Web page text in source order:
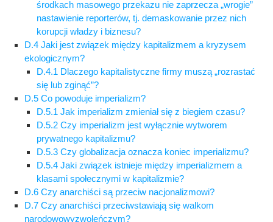
środkach masowego przekazu nie zaprzecza „wrogie”
nastawienie reporterów, tj. demaskowanie przez nich
korupcji władzy i biznesu?
D.4 Jaki jest związek między kapitalizmem a kryzysem
ekologicznym?
D.4.1 Dlaczego kapitalistyczne firmy muszą „rozrastać
się lub zginąć”?
D.5 Co powoduje imperializm?
D.5.1 Jak imperializm zmieniał się z biegiem czasu?
D.5.2 Czy imperializm jest wyłącznie wytworem
prywatnego kapitalizmu?
D.5.3 Czy globalizacja oznacza koniec imperializmu?
D.5.4 Jaki związek istnieje między imperializmem a
klasami społecznymi w kapitalizmie?
D.6 Czy anarchiści są przeciw nacjonalizmowi?
D.7 Czy anarchiści przeciwstawiają się walkom
narodowowyzwoleńczym?